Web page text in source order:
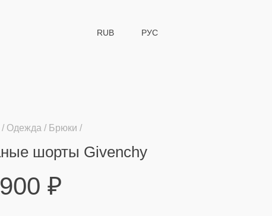
RUB РУС
Одежда Брюки
шорты Givenchy
₽